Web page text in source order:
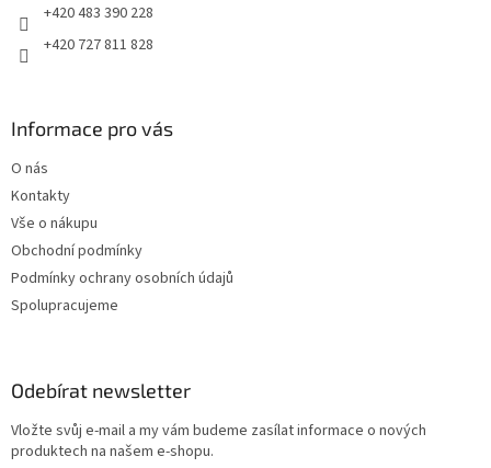
+420 483 390 228
+420 727 811 828
Informace pro vás
O nás
Kontakty
Vše o nákupu
Obchodní podmínky
Podmínky ochrany osobních údajů
Spolupracujeme
Odebírat newsletter
Vložte svůj e-mail a my vám budeme zasílat informace o nových
produktech na našem e-shopu.